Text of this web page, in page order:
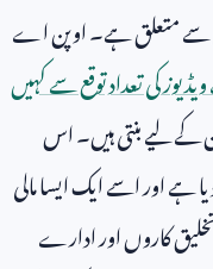
سے متعلق ہے۔ اوپن اے
کی تعداد توقع سے کہیں
کے لیے بنتی ہیں۔ اس
ہے اور اسے ایک ایسا مالی
کاروں اور ادارے